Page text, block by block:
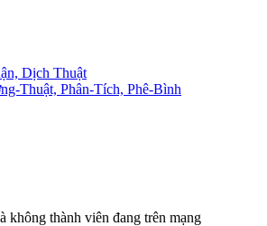
Dịch Thuật
Thuật, Phân-Tích, Phê-Bình
không thành viên đang trên mạng